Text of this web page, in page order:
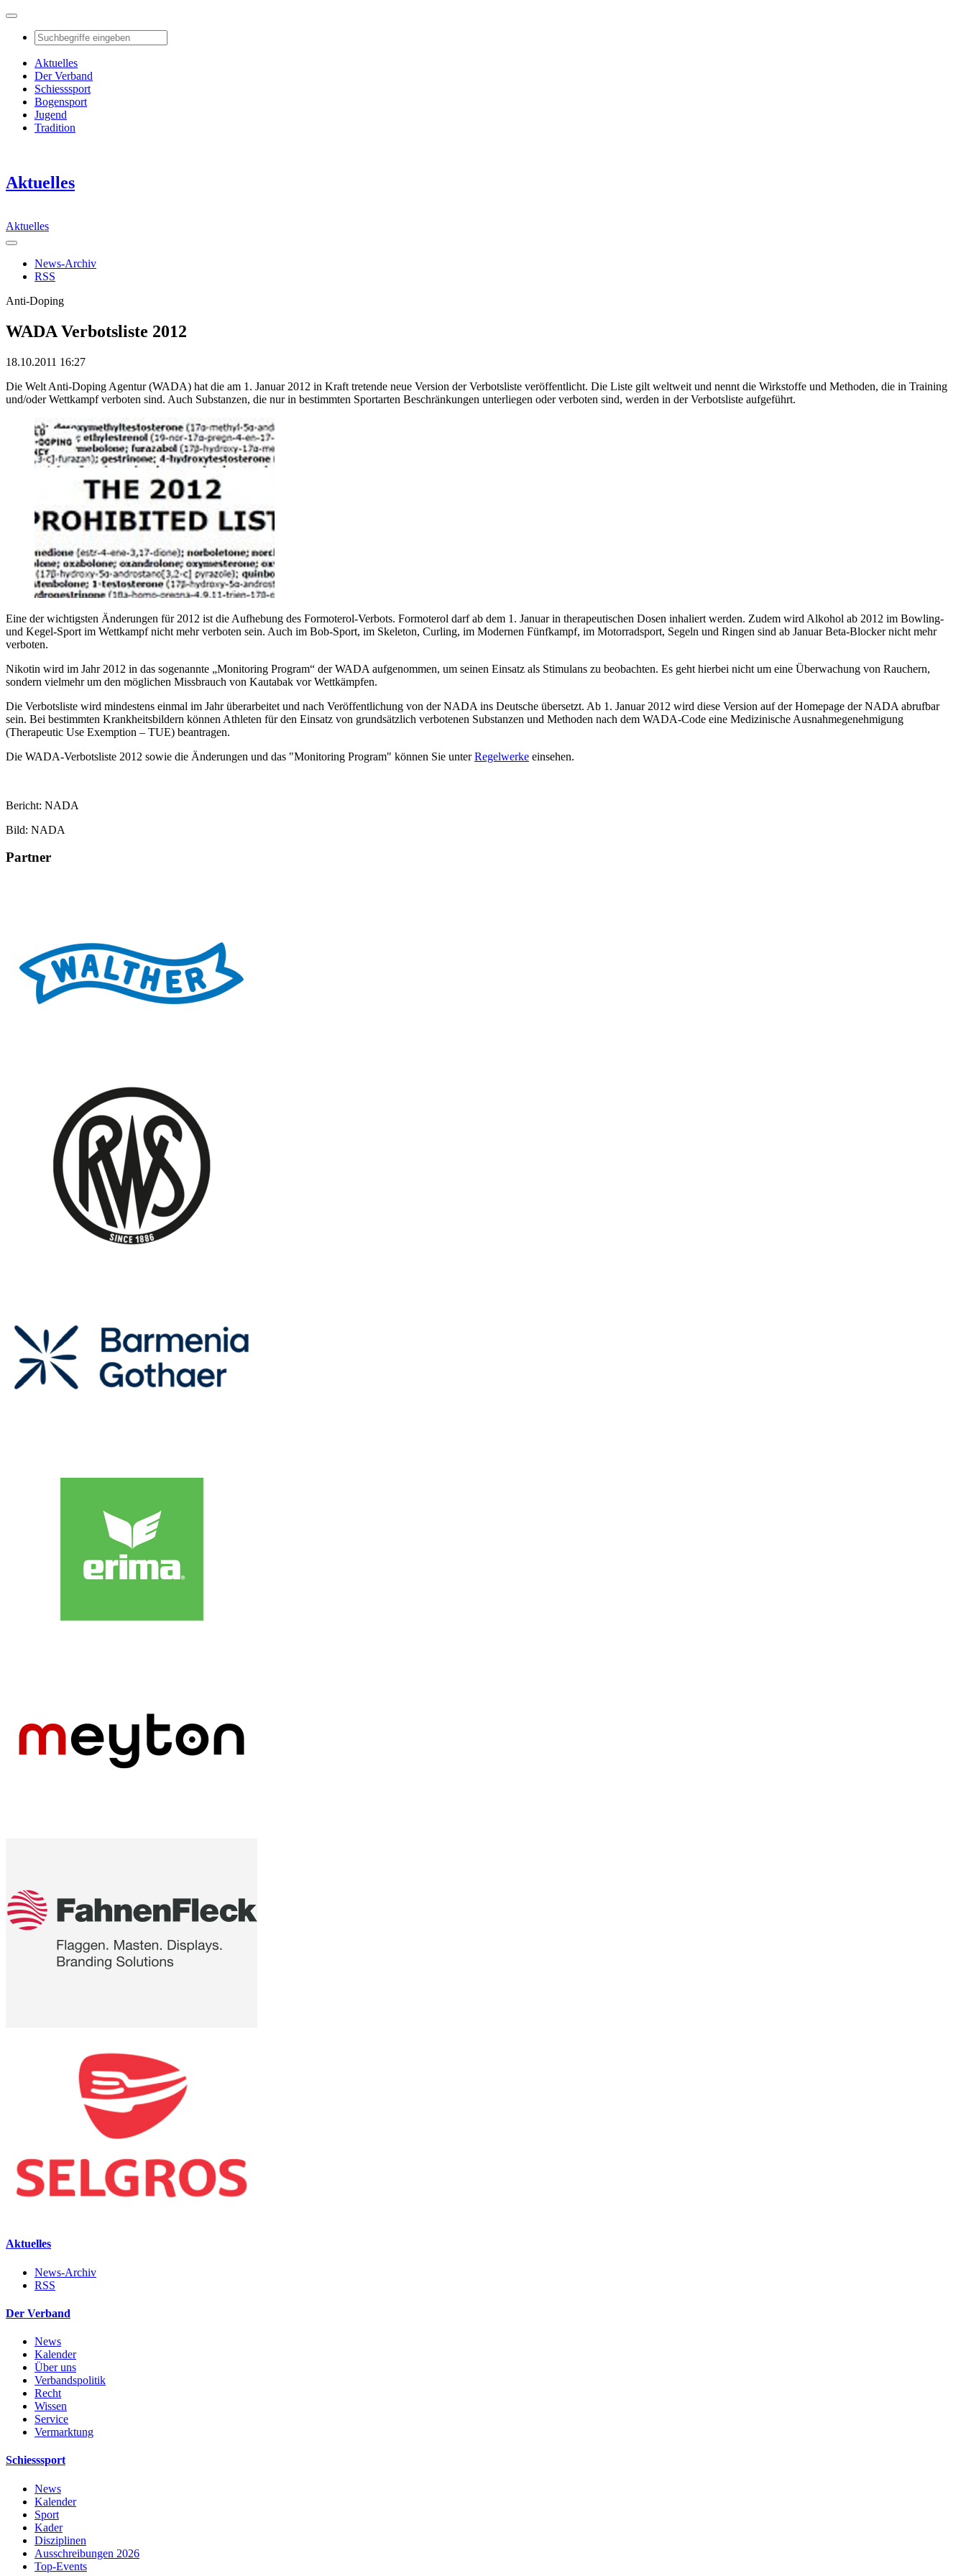
Aktuelles
Der Verband
Schiesssport
Bogensport
Jugend
Tradition
Aktuelles
Aktuelles
News-Archiv
RSS
Anti-Doping
WADA Verbotsliste 2012
18.10.2011 16:27
Die Welt Anti-Doping Agentur (WADA) hat die am 1. Januar 2012 in Kraft tretende neue Version der Verbotsliste veröffentlicht. Die Liste gilt weltweit und nennt die Wirkstoffe und Methoden, die in Training
und/oder Wettkampf verboten sind. Auch Substanzen, die nur in be­stimmten Sportarten Beschränkungen unterliegen oder verboten sind, werden in der Verbotsliste aufgeführt.
Eine der wichtigsten Änderungen für 2012 ist die Aufhebung des Formoterol-Verbots. Formoterol darf ab dem 1. Januar in therapeutischen Dosen inhaliert werden. Zudem wird Alkohol ab 2012 im Bowling-
und Kegel-Sport im Wettkampf nicht mehr verboten sein. Auch im Bob-Sport, im Skeleton, Curling, im Modernen Fünfkampf, im Motorradsport, Segeln und Ringen sind ab Januar Beta-Blocker nicht mehr
verboten.
Nikotin wird im Jahr 2012 in das sogenannte „Monitoring Program“ der WADA aufgenommen, um seinen Einsatz als Stimulans zu beobachten. Es geht hierbei nicht um eine Überwachung von Rauchern,
sondern vielmehr um den möglichen Missbrauch von Kautabak vor Wettkämpfen.
Die Verbotsliste wird mindestens einmal im Jahr überarbeitet und nach Veröffentlichung von der NADA ins Deutsche übersetzt. Ab 1. Januar 2012 wird diese Version auf der Homepage der NADA abrufbar
sein. Bei bestimmten Krankheitsbildern können Athleten für den Einsatz von grundsätzlich verbotenen Substanzen und Methoden nach dem WADA-Code eine Medizinische Ausnahmegenehmigung
(Therapeutic Use Exemption – TUE) beantragen.
Die WADA-Verbotsliste 2012 sowie die Änderungen und das "Monitoring Program" können Sie unterRegelwerke einsehen.
Bericht: NADA
Bild: NADA
Partner
Aktuelles
News-Archiv
RSS
Der Verband
News
Kalender
Über uns
Verbandspolitik
Recht
Wissen
Service
Vermarktung
Schiesssport
News
Kalender
Sport
Kader
Disziplinen
Ausschreibungen 2026
Top-Events